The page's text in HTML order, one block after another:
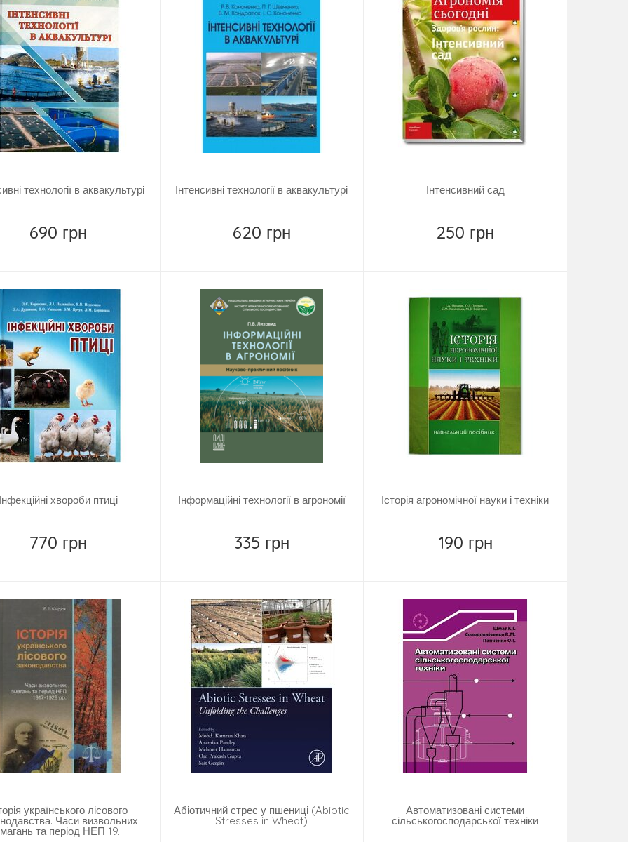
технології в аквакультурі
690 грн
Інтенсивні технології в аквакультурі
620 грн
Інтенсивний сад
250 грн
Інфекційні хвороби птиці
770 грн
Інформаційні технології в агрономії
335 грн
Історія агрономічної науки і техніки
190 грн
українського лісового
Часи визвольних
та період НЕП 19..
Абіотичний стрес у пшениці (Abiotic
Stresses in Wheat)
Автоматизовані системи
сільськогосподарської техніки